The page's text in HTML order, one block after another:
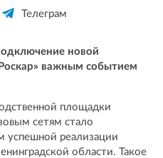
Телеграм
новой
важным событием
площадки
сетям стало
успешной реализации
области. Такое